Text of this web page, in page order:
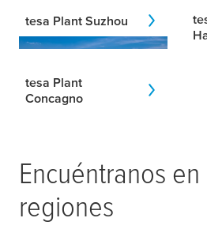
tesa Plant Suzhou
tesa Plant
Concagno
Encuéntranos en
regiones